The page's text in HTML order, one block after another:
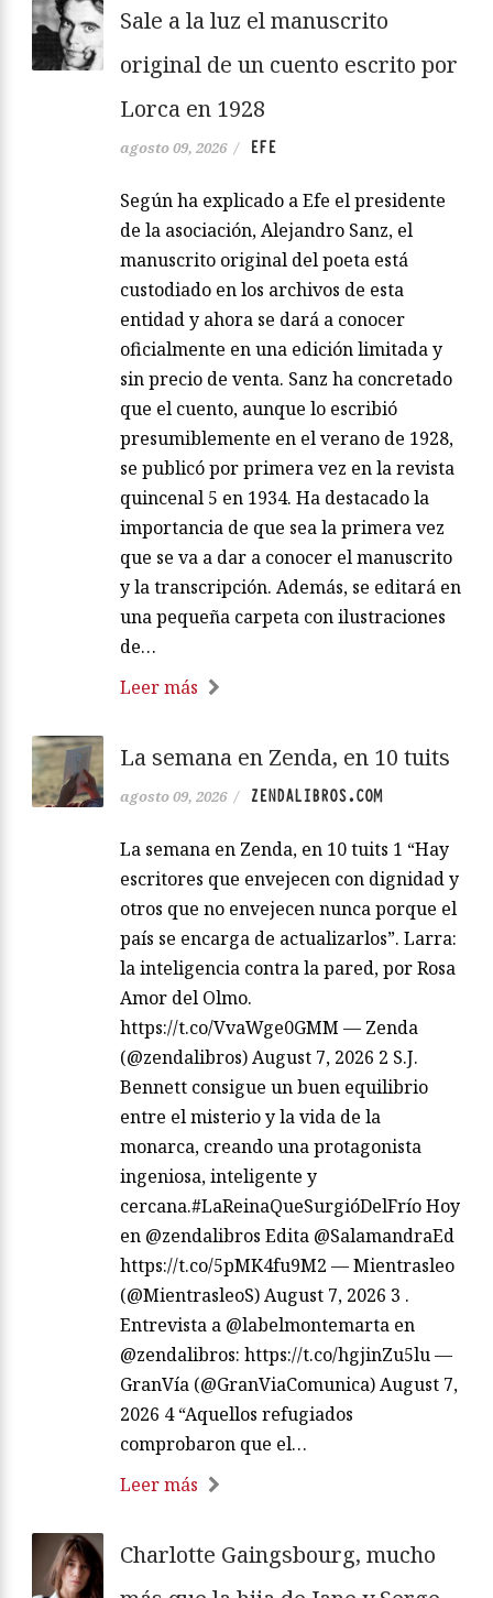
Sale a la luz el manuscrito
original de un cuento escrito por
Lorca en 1928
agosto 09, 2026 / EFE
Según ha explicado a Efe el presidente
de la asociación, Alejandro Sanz, el
manuscrito original del poeta está
custodiado en los archivos de esta
entidad y ahora se dará a conocer
oficialmente en una edición limitada y
sin precio de venta. Sanz ha concretado
que el cuento, aunque lo escribió
presumiblemente en el verano de 1928,
se publicó por primera vez en la revista
quincenal 5 en 1934. Ha destacado la
importancia de que sea la primera vez
que se va a dar a conocer el manuscrito
y la transcripción. Además, se editará en
una pequeña carpeta con ilustraciones
de…
Leer más
La semana en Zenda, en 10 tuits
agosto 09, 2026 / ZENDALIBROS.COM
La semana en Zenda, en 10 tuits 1 “Hay
escritores que envejecen con dignidad y
otros que no envejecen nunca porque el
país se encarga de actualizarlos”. Larra:
la inteligencia contra la pared, por Rosa
Amor del Olmo.
https://t.co/VvaWge0GMM — Zenda
(@zendalibros) August 7, 2026 2 S.J.
Bennett consigue un buen equilibrio
entre el misterio y la vida de la
monarca, creando una protagonista
ingeniosa, inteligente y
cercana.#LaReinaQueSurgióDelFrío Hoy
en @zendalibros Edita @SalamandraEd
https://t.co/5pMK4fu9M2 — Mientrasleo
(@MientrasleoS) August 7, 2026 3 .
Entrevista a @labelmontemarta en
@zendalibros: https://t.co/hgjinZu5lu —
GranVía (@GranViaComunica) August 7,
2026 4 “Aquellos refugiados
comprobaron que el…
Leer más
Charlotte Gaingsbourg, mucho